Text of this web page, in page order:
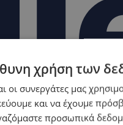
χρήση των
οι συνεργάτες μας
και να έχουμε
προσωπικά